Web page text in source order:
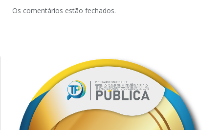
Os comentários estão fechados.